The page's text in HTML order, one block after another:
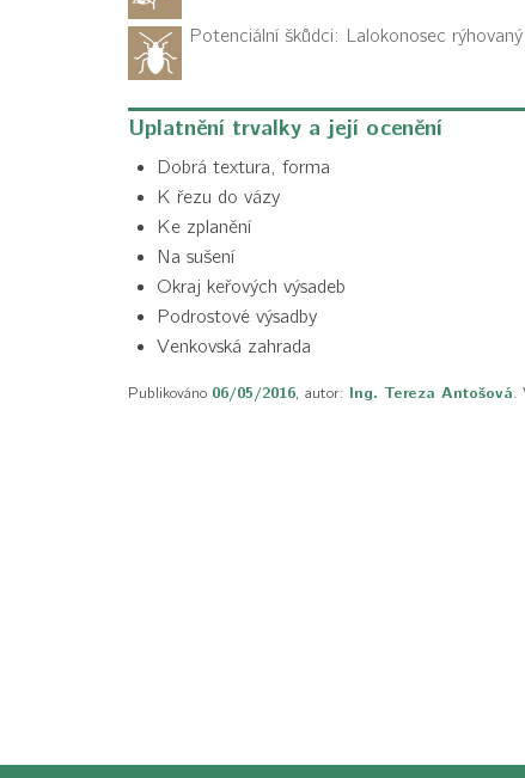
Potenciální škůdci: Lalokonosec rýhovaný
Uplatnění trvalky a její ocenění
Dobrá textura, forma
K řezu do vázy
Ke zplanění
Na sušení
Okraj keřových výsadeb
Podrostové výsadby
Venkovská zahrada
Publikováno 06/05/2016, autor: Ing. Tereza Antošová.